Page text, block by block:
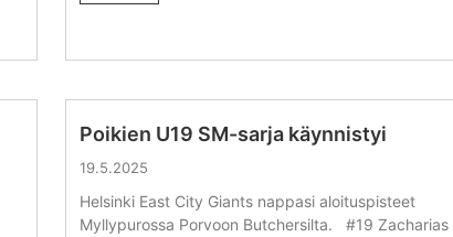
Poikien U19 SM-sarja käynnistyi
19.5.2025
Helsinki East City Giants nappasi aloituspisteet
Myllypurossa Porvoon Butchersilta. #19 Zacharias